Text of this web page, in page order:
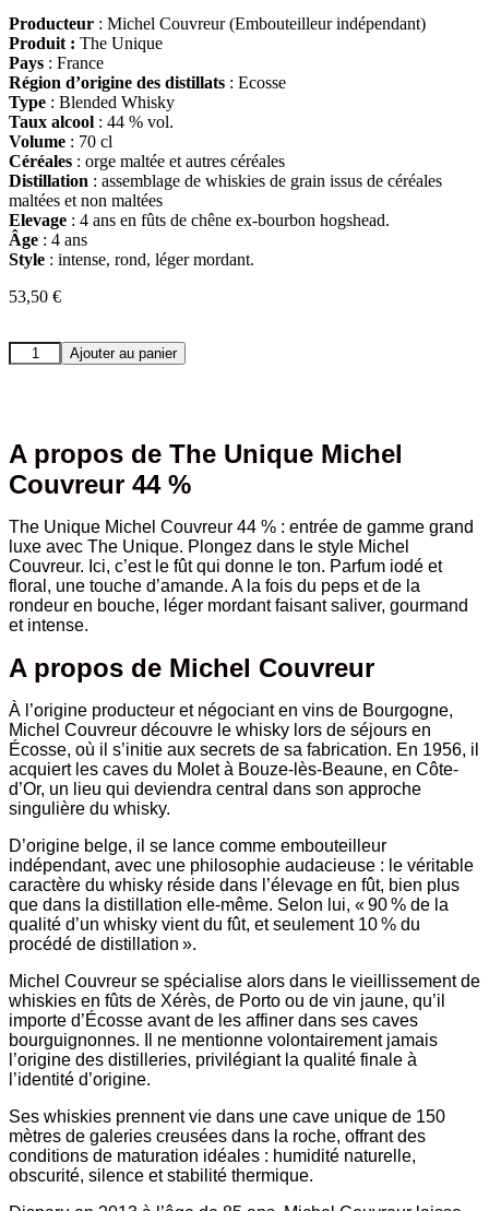
Producteur : Michel Couvreur (Embouteilleur indépendant)
Produit : The Unique
Pays : France
Région d’origine des distillats : Ecosse
Type : Blended Whisky
Taux alcool : 44 % vol.
Volume : 70 cl
Céréales : orge maltée et autres céréales
Distillation : assemblage de whiskies de grain issus de céréales
maltées et non maltées
Elevage : 4 ans en fûts de chêne ex-bourbon hogshead.
Âge : 4 ans
Style : intense, rond, léger mordant.
53,50 €
quantité
de
Couvreur
44
%
Ajouter au panier
A propos de The Unique Michel
Couvreur 44 %
The Unique Michel Couvreur 44 % : entrée de gamme grand
luxe avec The Unique. Plongez dans le style Michel
Couvreur. Ici, c’est le fût qui donne le ton. Parfum iodé et
floral, une touche d’amande. A la fois du peps et de la
rondeur en bouche, léger mordant faisant saliver, gourmand
et intense.
A propos de Michel Couvreur
À l’origine producteur et négociant en vins de Bourgogne,
Michel Couvreur découvre le whisky lors de séjours en
Écosse, où il s’initie aux secrets de sa fabrication. En 1956, il
acquiert les caves du Molet à Bouze-lès-Beaune, en Côte-
d’Or, un lieu qui deviendra central dans son approche
singulière du whisky.
D’origine belge, il se lance comme embouteilleur
indépendant, avec une philosophie audacieuse : le véritable
caractère du whisky réside dans l’élevage en fût, bien plus
que dans la distillation elle-même. Selon lui, « 90 % de la
qualité d’un whisky vient du fût, et seulement 10 % du
procédé de distillation ».
Michel Couvreur se spécialise alors dans le vieillissement de
whiskies en fûts de Xérès, de Porto ou de vin jaune, qu’il
importe d’Écosse avant de les affiner dans ses caves
bourguignonnes. Il ne mentionne volontairement jamais
l’origine des distilleries, privilégiant la qualité finale à
l’identité d’origine.
Ses whiskies prennent vie dans une cave unique de 150
mètres de galeries creusées dans la roche, offrant des
conditions de maturation idéales : humidité naturelle,
obscurité, silence et stabilité thermique.